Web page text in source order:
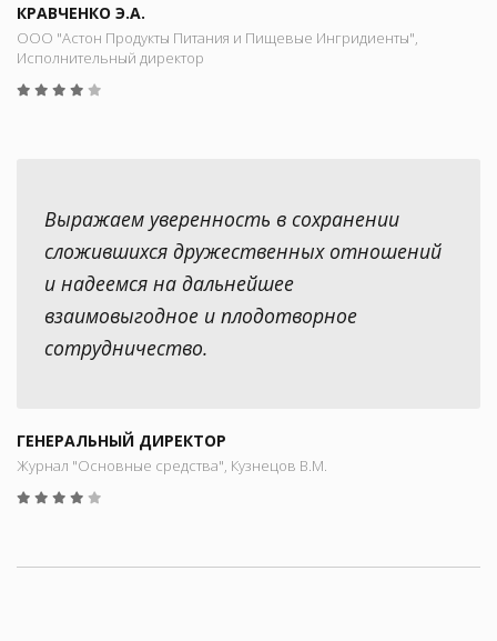
КРАВЧЕНКО Э.А.
ООО "Астон Продукты Питания и Пищевые Ингридиенты",
Исполнительный директор
Выражаем уверенность в сохранении
сложившихся дружественных отношений
и надеемся на дальнейшее
взаимовыгодное и плодотворное
сотрудничество.
ГЕНЕРАЛЬНЫЙ ДИРЕКТОР
Журнал "Основные средства", Кузнецов В.М.